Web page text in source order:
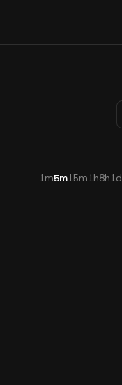
1m5m15m1h8h1d